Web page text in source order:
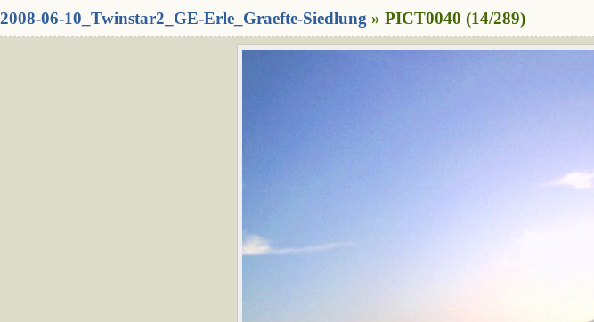
2008-06-10_Twinstar2_GE-Erle_Graefte-Siedlung » PICT0040 (14/289)